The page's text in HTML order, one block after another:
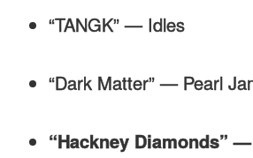
“TANGK” — Idles
“Dark Matter” — Pearl
“Hackney Diamonds”